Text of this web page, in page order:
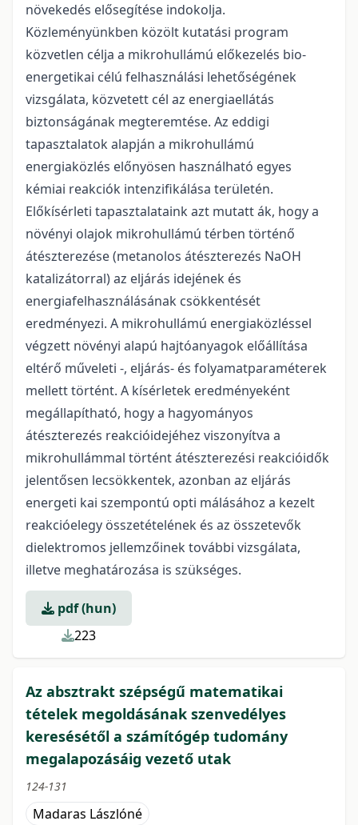
növekedés elősegítése indokolja.
Közleményünkben közölt kutatási program
közvetlen célja a mikrohullámú előkezelés bio-
energetikai célú felhasználási lehetőségének
vizsgálata, közvetett cél az energiaellátás
biztonságának megteremtése. Az eddigi
tapasztalatok alapján a mikrohullámú
energiaközlés előnyösen használható egyes
kémiai reakciók intenzifikálása területén.
Előkísérleti tapasztalataink azt mutatt ák, hogy a
növényi olajok mikrohullámú térben történő
átészterezése (metanolos átészterezés NaOH
katalizátorral) az eljárás idejének és
energiafelhasználásának csökkentését
eredményezi. A mikrohullámú energiaközléssel
végzett növényi alapú hajtóanyagok előállítása
eltérő műveleti -, eljárás- és folyamatparaméterek
mellett történt. A kísérletek eredményeként
megállapítható, hogy a hagyományos
átészterezés reakcióidejéhez viszonyítva a
mikrohullámmal történt átészterezési reakcióidők
jelentősen lecsökkentek, azonban az eljárás
energeti kai szempontú opti málásához a kezelt
reakcióelegy összetételének és az összetevők
dielektromos jellemzőinek további vizsgálata,
illetve meghatározása is szükséges.
pdf (hun)
223
Az absztrakt szépségű matematikai
tételek megoldásának szenvedélyes
keresésétől a számítógép tudomány
megalapozásáig vezető utak
124-131
Madaras Lászlóné